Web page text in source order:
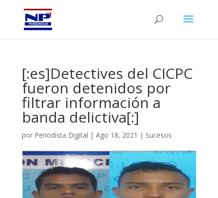
[:es]Detectives del CICPC
fueron detenidos por
filtrar información a
banda delictiva[:]
por Periodista Digital | Ago 18, 2021 | Sucesos